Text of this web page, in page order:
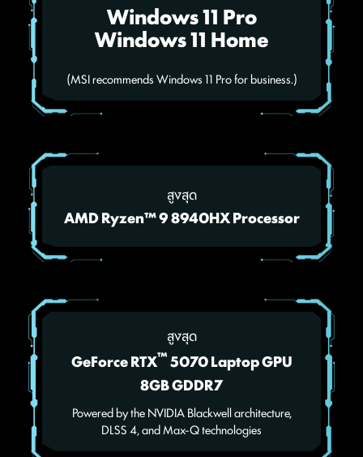
Windows 11 Pro
Windows 11 Home
(MSI recommends Windows 11 Pro for business.)
สูงสุด
AMD Ryzen™ 9 8940HX Processor
สูงสุด
GeForce RTX™5070 Laptop GPU
8GB GDDR7
Powered by the NVIDIA Blackwell architecture,
DLSS 4, and Max-Q technologies